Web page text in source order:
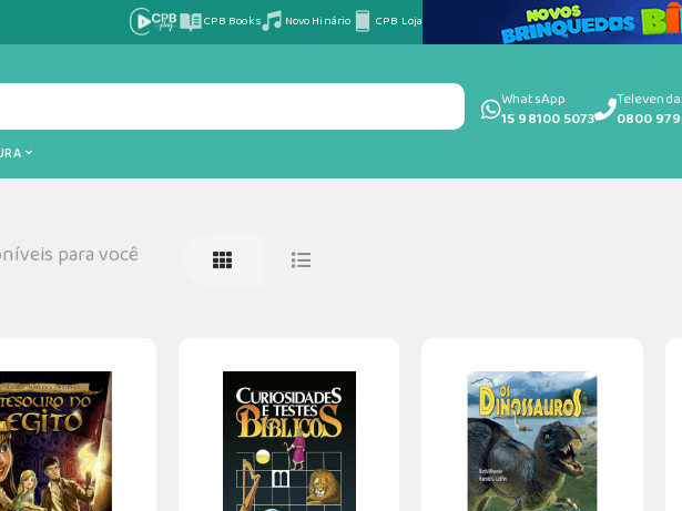
CPB Books Novo Hinário CPB Loja
WhatsApp
15 98100 5073
0800
para você